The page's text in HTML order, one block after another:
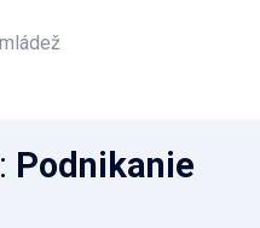
: Podnikanie